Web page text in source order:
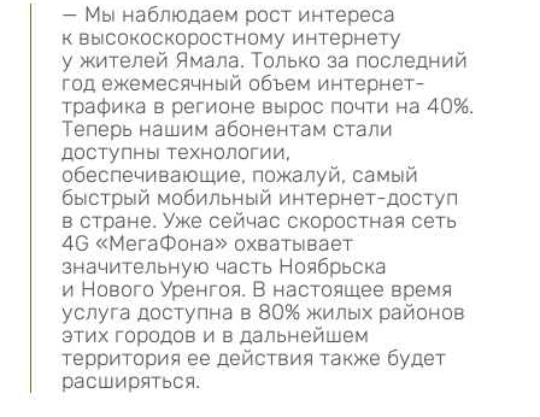
— Мы наблюдаем рост интереса
к высокоскоростному интернету
у жителей Ямала. Только за последний
год ежемесячный объем интернет-
трафика в регионе вырос почти на 40%.
Теперь нашим абонентам стали
доступны технологии,
обеспечивающие, пожалуй, самый
быстрый мобильный интернет-доступ
в стране. Уже сейчас скоростная сеть
4G «МегаФона» охватывает
значительную часть Ноябрьска
и Нового Уренгоя. В настоящее время
услуга доступна в 80% жилых районов
этих городов и в дальнейшем
территория ее действия также будет
расширяться.